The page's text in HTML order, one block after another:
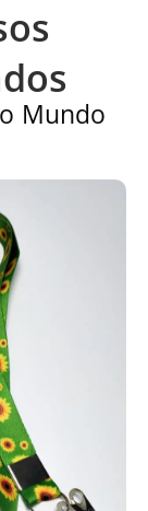
quiser
unid
(**)
|
tipos!
Mundo